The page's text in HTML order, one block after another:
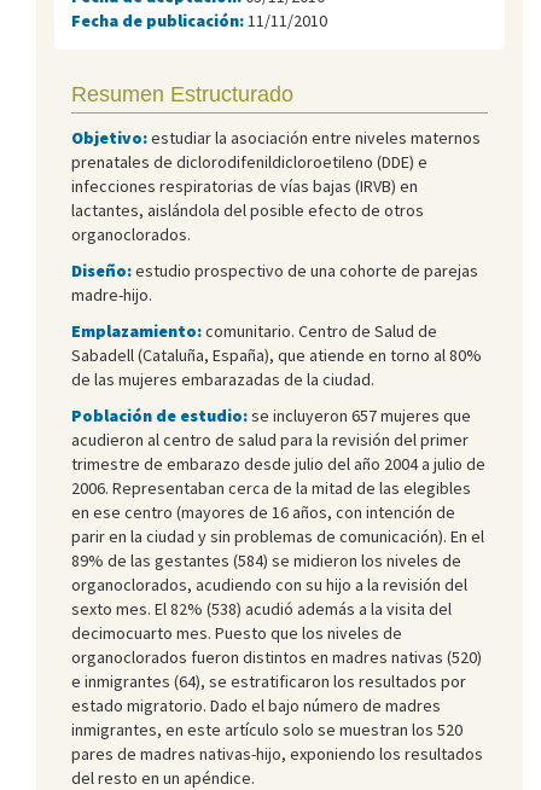
Fecha de publicación: 11/11/2010
Resumen Estructurado
Objetivo:estudiar la asociación entre niveles maternos
prenatales de diclorodifenildicloroetileno (DDE) e
infecciones respiratorias de vías bajas (IRVB) en
lactantes, aislándola del posible efecto de otros
organoclorados.
Diseño:estudio prospectivo de una cohorte de parejas
madre-hijo.
Emplazamiento:comunitario. Centro de Salud de
Sabadell (Cataluña, España), que atiende en torno al 80%
de las mujeres embarazadas de la ciudad.
Población de estudio:se incluyeron 657 mujeres que
acudieron al centro de salud para la revisión del primer
trimestre de embarazo desde julio del año 2004 a julio de
2006. Representaban cerca de la mitad de las elegibles
en ese centro (mayores de 16 años, con intención de
parir en la ciudad y sin problemas de comunicación). En el
89% de las gestantes (584) se midieron los niveles de
organoclorados, acudiendo con su hijo a la revisión del
sexto mes. El 82% (538) acudió además a la visita del
decimocuarto mes. Puesto que los niveles de
organoclorados fueron distintos en madres nativas (520)
e inmigrantes (64), se estratificaron los resultados por
estado migratorio. Dado el bajo número de madres
inmigrantes, en este artículo solo se muestran los 520
pares de madres nativas-hijo, exponiendo los resultados
del resto en un apéndice.